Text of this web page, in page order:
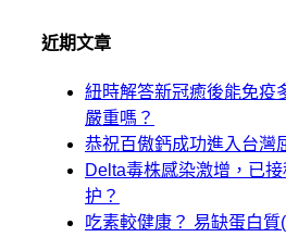
近期文章
紐時解答新冠癒後能免疫
嚴重嗎？
恭祝百傲鈣成功進入台灣
Delta毒株感染激增，已
护？
吃素較健康？ 易缺蛋白質(